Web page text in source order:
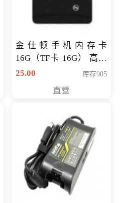
金仕顿手机内存卡
16G（TF卡 16G） 高速
卡 CLASS 10
25.00 库存905
直营